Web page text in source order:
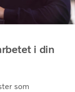
i din
som